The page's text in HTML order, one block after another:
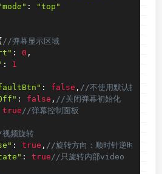
:
"top"
//弹幕显示区域
: 0 ,
:
1
: false , //不使用默认提供弹幕
: false , //关闭弹幕初始化
true //弹幕控制面板
频旋转
: true , //旋转方向：顺时针逆时针
: true //只旋转内部video